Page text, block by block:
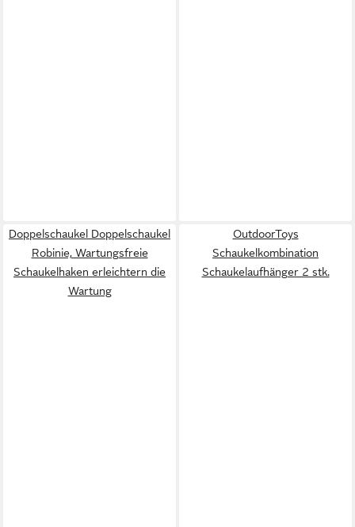
Doppelschaukel Doppelschaukel
Robinie, Wartungsfreie
Schaukelhaken erleichtern die
Wartung
OutdoorToys
Schaukelkombination
Schaukelaufhänger 2 stk.